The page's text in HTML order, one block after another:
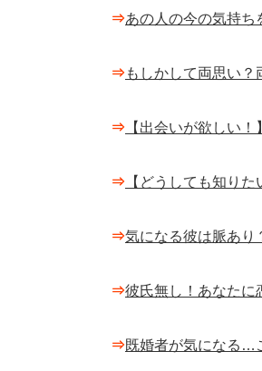
⇒あの人の今の気持ち
⇒もしかして両思い
⇒ 【出会いが欲しい
⇒ 【どうしても知り
⇒気になる彼は脈あり
⇒彼氏無し！あなたに
⇒既婚者が気になる…